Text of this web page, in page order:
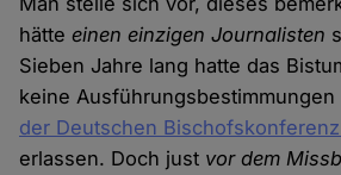
hätteeinen einzigen Journalisten
Sieben Jahre lang hatte das
keine Ausführungsbestimmungen
der Deutschen
erlassen. Doch just vor dem